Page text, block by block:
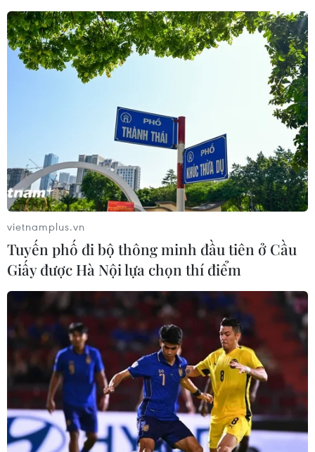
vietnamplus.vn
Tuyến phố đi bộ thông minh đầu tiên ở Cầu
Giấy được Hà Nội lựa chọn thí điểm